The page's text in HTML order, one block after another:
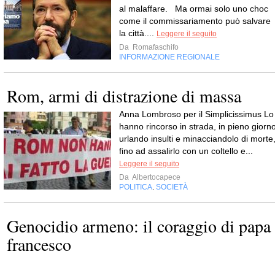
al malaffare. Ma ormai solo uno choc
come il commissariamento può salvare
la città....
Leggere il seguito
Da Romafaschifo
INFORMAZIONE REGIONALE
Rom, armi di distrazione di massa
Anna Lombroso per il Simplicissimus Lo
hanno rincorso in strada, in pieno
urlando insulti e minacciandolo di morte,
fino ad assalirlo con un coltello e...
Leggere il seguito
Da Albertocapece
POLITICA SOCIETÀ
Genocidio armeno: il coraggio di papa
francesco